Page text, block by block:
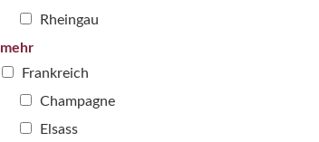
Rheingau
mehr
Frankreich
Champagne
Elsass